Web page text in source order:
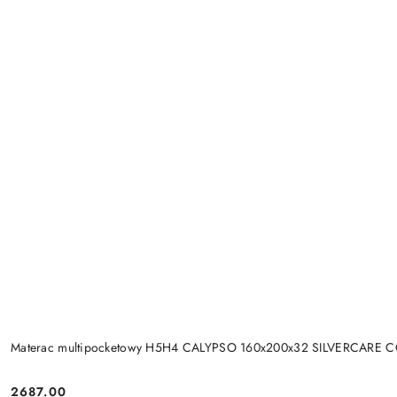
Materac multipocketowy H5H4 CALYPSO 160x200x32 SILVERCARE
2687.00